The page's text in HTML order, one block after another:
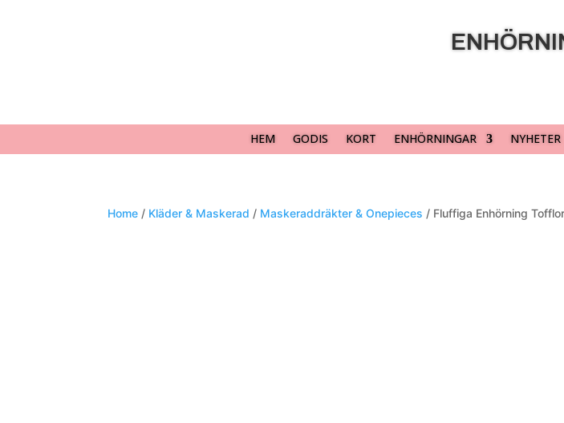
HEM GODIS KORT ENHÖRNINGAR NYHETER
Home / Kläder & Maskerad / Maskeraddräkter & Onepieces / Fluffiga Enhörning Tofflor